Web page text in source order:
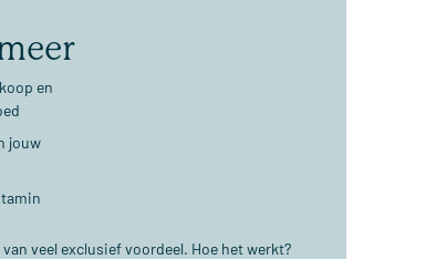
en
jouw
veel exclusief voordeel. Hoe het werkt?